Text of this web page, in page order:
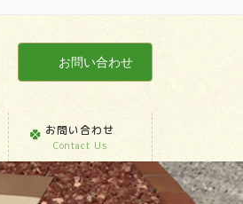
お問い合わせ
お問い合わせ
Contact Us